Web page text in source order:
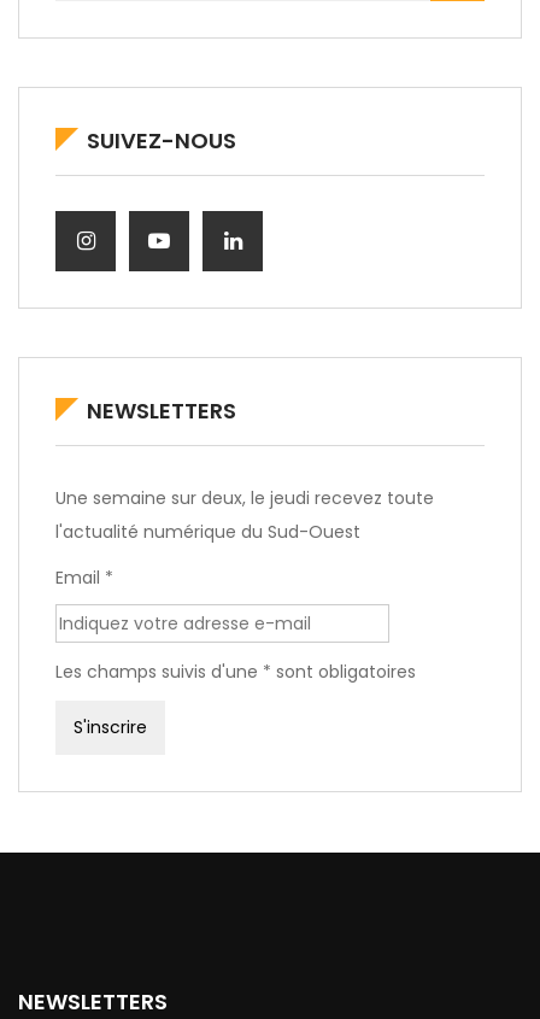
SUIVEZ-NOUS
NEWSLETTERS
Une semaine sur deux, le jeudi recevez toute
l'actualité numérique du Sud-Ouest
Email *
Les champs suivis d'une * sont obligatoires
NEWSLETTERS